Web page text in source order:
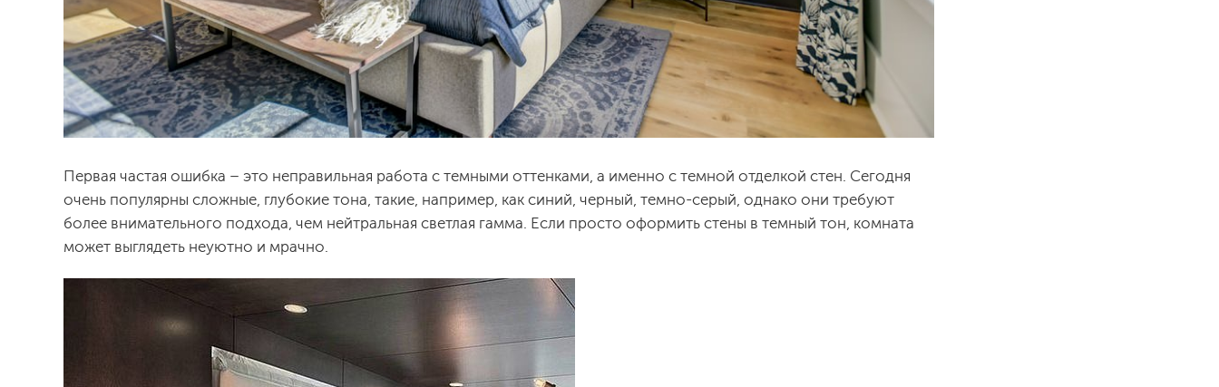
Первая частая ошибка – это неправильная работа с темными оттенками, а именно с темной отделкой стен. Сегодня
очень популярны сложные, глубокие тона, такие, например, как синий, черный, темно-серый, однако они требуют
более внимательного подхода, чем нейтральная светлая гамма. Если просто оформить стены в темный тон, комната
может выглядеть неуютно и мрачно.